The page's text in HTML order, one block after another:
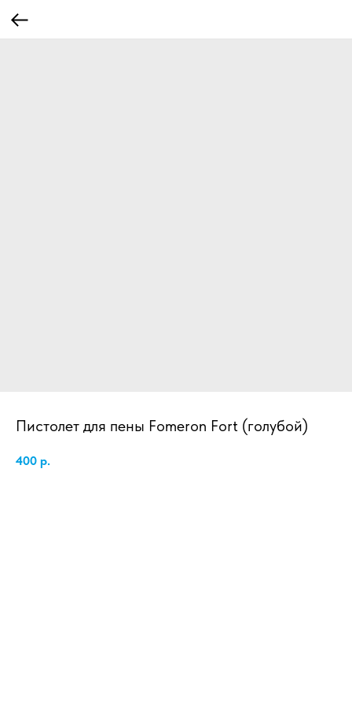
Пистолет для пены Fomeron Fort (голубой)
400 р.